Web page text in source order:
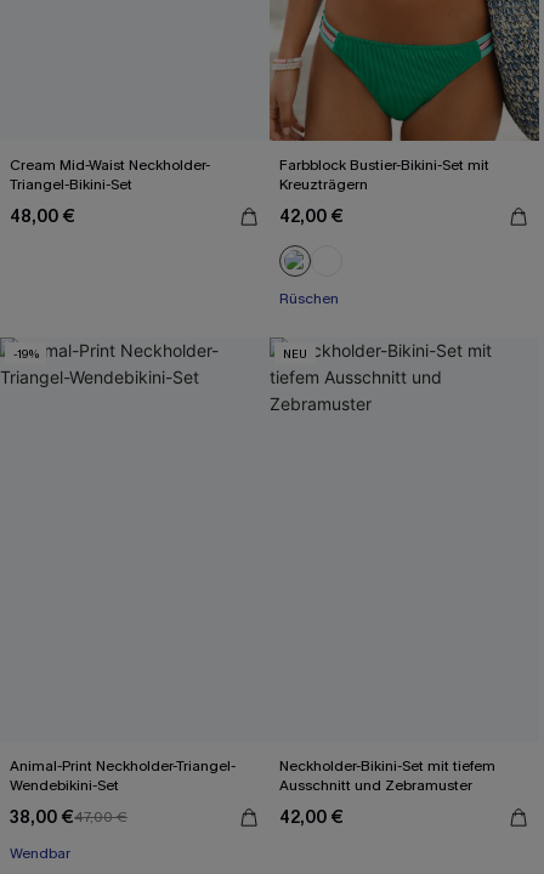
Cream Mid-Waist Neckholder-
Triangel-Bikini-Set
48,00 €
Farbblock Bustier-Bikini-Set mit
Kreuzträgern
42,00 €
Rüschen
-19%
Animal-Print Neckholder-Triangel-
Wendebikini-Set
38,00 €47,00 €
Wendbar
NEU
Neckholder-Bikini-Set mit tiefem
Ausschnitt und Zebramuster
42,00 €